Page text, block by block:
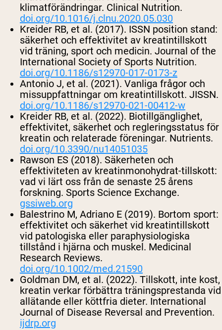
klimatförändringar. Clinical Nutrition.
doi.org/10.1016/j.clnu.2020.05.030
Kreider RB, et al. (2017). ISSN position stand:
säkerhet och effektivitet av kreatintillskott
vid träning, sport och medicin. Journal of the
International Society of Sports Nutrition.
doi.org/10.1186/s12970-017-0173-z
Antonio J, et al. (2021). Vanliga frågor och
missuppfattningar om kreatintillskott. JISSN.
doi.org/10.1186/s12970-021-00412-w
Kreider RB, et al. (2022). Biotillgänglighet,
effektivitet, säkerhet och regleringsstatus för
kreatin och relaterade föreningar. Nutrients.
doi.org/10.3390/nu14051035
Rawson ES (2018). Säkerheten och
effektiviteten av kreatinmonohydrat-tillskott:
vad vi lärt oss från de senaste 25 årens
forskning. Sports Science Exchange.
gssiweb.org
Balestrino M, Adriano E (2019). Bortom sport:
effektivitet och säkerhet vid kreatintillskott
vid patologiska eller paraphysiologiska
tillstånd i hjärna och muskel. Medicinal
Research Reviews.
doi.org/10.1002/med.21590
Goldman DM, et al. (2022). Tillskott, inte kost,
kreatin verkar förbättra träningsprestanda vid
allätande eller köttfria dieter. International
Journal of Disease Reversal and Prevention.
ijdrp.org